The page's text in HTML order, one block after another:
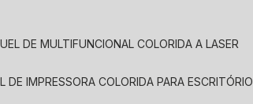
DE MULTIFUNCIONAL COLORIDA A LASER
DE IMPRESSORA COLORIDA PARA ESCRITÓRIO